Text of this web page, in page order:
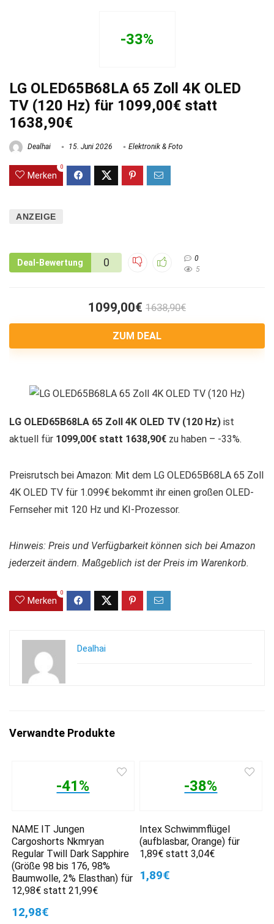
-33%
LG OLED65B68LA 65 Zoll 4K OLED
TV (120 Hz) für 1099,00€ statt
1638,90€
Dealhai 15. Juni 2026 Elektronik & Foto
Merken
0
ANZEIGE
Deal-Bewertung 0
0
5
1099,00€ 1638,90€
ZUM DEAL
LG OLED65B68LA 65 Zoll 4K OLED TV (120 Hz) ist
aktuell für 1099,00€ statt 1638,90€ zu haben – -33%.
Preisrutsch bei Amazon: Mit dem LG OLED65B68LA 65 Zoll
4K OLED TV für 1.099€ bekommt ihr einen großen OLED-
Fernseher mit 120 Hz und KI-Prozessor.
Hinweis: Preis und Verfügbarkeit können sich bei Amazon
jederzeit ändern. Maßgeblich ist der Preis im Warenkorb.
Merken
0
Dealhai
Verwandte Produkte
-41%
NAME IT Jungen
Cargoshorts Nkmryan
Regular Twill Dark Sapphire
(Größe 98 bis 176, 98%
Baumwolle, 2% Elasthan) für
12,98€ statt 21,99€
12,98€
-38%
Intex Schwimmflügel
(aufblasbar, Orange) für
1,89€ statt 3,04€
1,89€